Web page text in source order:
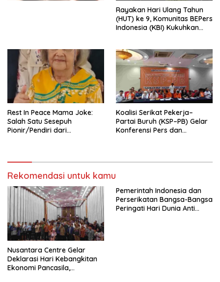
Rayakan Hari Ulang Tahun
(HUT) ke 9, Komunitas BEPers
Indonesia (KBI) Kukuhkan
Tema: “Penguatan dan
Pengembangan Organisasi
KBI yang Berbasis Riset di
seluruh Indonesia dan
Mancanegara”.
Rest In Peace Mama Joke:
Salah Satu Sesepuh
Pionir/Pendiri dari
Koalisi Serikat Pekerja–
Partai Buruh (KSP–PB) Gelar
Konferensi Pers dan
Rekomendasi untuk kamu
Nusantara Centre Gelar
Deklarasi Hari Kebangkitan
Ekonomi Pancasila,
Pemerintah Indonesia dan
Perserikatan Bangsa-Bangsa
Peringati Hari Dunia Anti